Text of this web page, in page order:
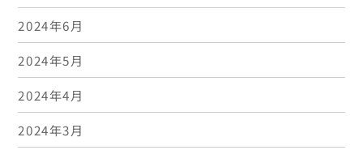
2024年6月
2024年5月
2024年4月
2024年3月